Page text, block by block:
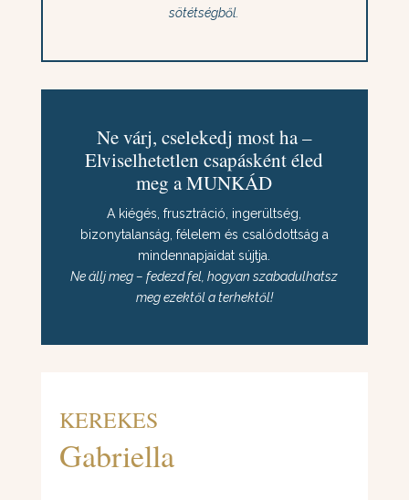
sötétségből.
Ne várj, cselekedj most ha –
Elviselhetetlen csapásként éled
meg a MUNKÁD
A kiégés, frusztráció, ingerültség,
bizonytalanság, félelem és csalódottság a
mindennapjaidat sújtja.
Ne állj meg – fedezd fel, hogyan szabadulhatsz
meg ezektől a terhektől!
KEREKES
Gabriella